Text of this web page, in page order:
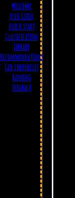
Welcome
User Guide
Quick start
Classification
Library
Recommendations
Geo chronicles
Ranking
Feedback